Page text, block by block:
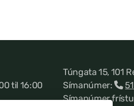
til 16:00
Túngata 15, 101
Símanúmer:
Símanúmer